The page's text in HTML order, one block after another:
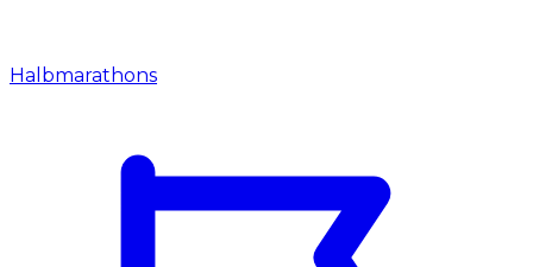
Halbmarathons